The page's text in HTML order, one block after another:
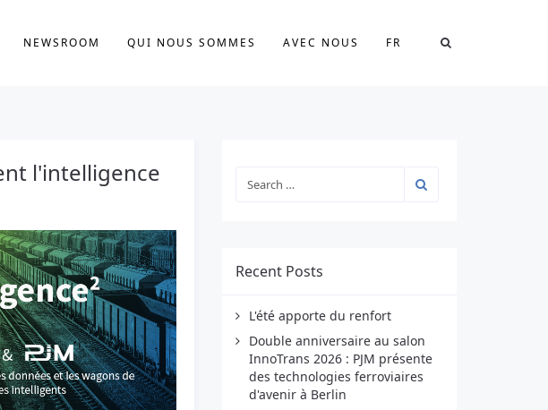
NEWSROOM QUI NOUS SOMMES AVEC NOUS FR
l'intelligence
Recent Posts
L'été apporte du renfort
Double anniversaire au salon
InnoTrans 2026 : PJM présente
des technologies ferroviaires
d'avenir à Berlin